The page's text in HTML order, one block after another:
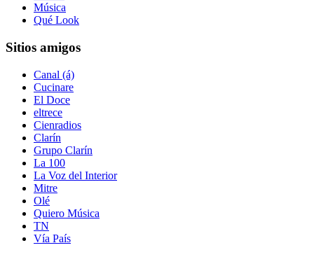
Música
Qué Look
Sitios amigos
Canal (á)
Cucinare
El Doce
eltrece
Cienradios
Clarín
Grupo Clarín
La 100
La Voz del Interior
Mitre
Olé
Quiero Música
TN
Vía País